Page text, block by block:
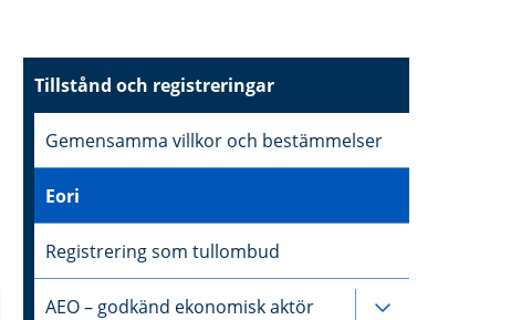
Tillstånd och registreringar
Gemensamma villkor och bestämmelser
Eori
Registrering som tullombud
AEO – godkänd ekonomisk aktör